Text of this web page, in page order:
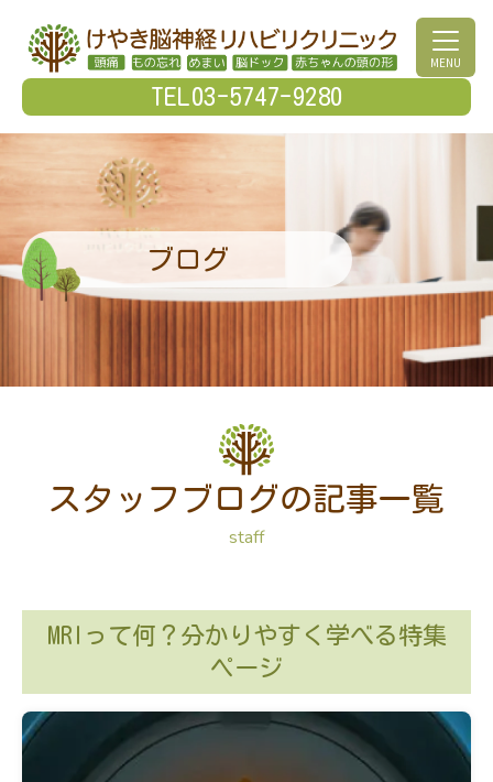
TEL03-5747-9280
MENU
ブログ
スタッフブログの記事一覧
staff
MRIって何？分かりやすく学べる特集
ページ